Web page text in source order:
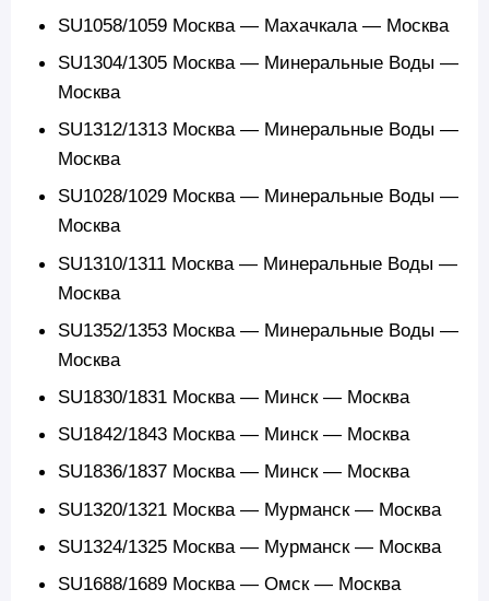
SU1058/1059 Москва — Махачкала — Москва
SU1304/1305 Москва — Минеральные Воды —
Москва
SU1312/1313 Москва — Минеральные Воды —
Москва
SU1028/1029 Москва — Минеральные Воды —
Москва
SU1310/1311 Москва — Минеральные Воды —
Москва
SU1352/1353 Москва — Минеральные Воды —
Москва
SU1830/1831 Москва — Минск — Москва
SU1842/1843 Москва — Минск — Москва
SU1836/1837 Москва — Минск — Москва
SU1320/1321 Москва — Мурманск — Москва
SU1324/1325 Москва — Мурманск — Москва
SU1688/1689 Москва — Омск — Москва